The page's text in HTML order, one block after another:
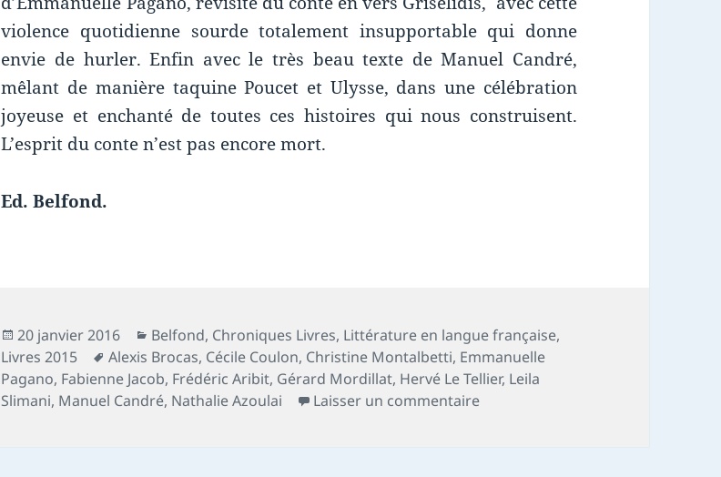
violence quotidienne sourde totalement insupportable qui donne
envie de hurler. Enfin avec le très beau texte de Manuel Candré,
mêlant de manière taquine Poucet et Ulysse, dans une célébration
joyeuse et enchanté de toutes ces histoires qui nous construisent.
L’esprit du conte n’est pas encore mort.
Ed. Belfond.
Publié
le
20 janvier 2016 Catégories
Belfond, Chroniques Livres, Littérature en langue française,
Livres 2015
Mots-
clés
Alexis Brocas, Cécile Coulon, Christine Montalbetti, Emmanuelle
Pagano, Fabienne Jacob, Frédéric Aribit, Gérard Mordillat, Hervé Le Tellier, Leila
Slimani, Manuel Candré, Nathalie Azoulai Laisser un commentairesur Chronique livre : Leurs contes